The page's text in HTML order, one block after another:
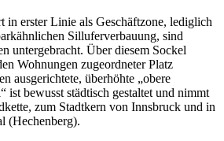
in erster Linie als Geschäftzone, lediglich
Silluferverbauung, sind
untergebracht. Über diesem Sockel
Wohnungen zugeordneter Platz
ausgerichtete, überhöhte „obere
ist bewusst städtisch gestaltet und nimmt
zum Stadtkern von Innsbruck und in
(Hechenberg).